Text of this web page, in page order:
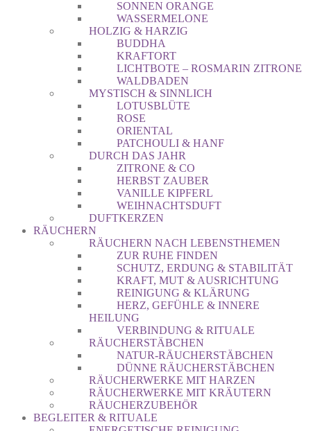
SONNEN ORANGE
WASSERMELONE
HOLZIG & HARZIG
BUDDHA
KRAFTORT
LICHTBOTE – ROSMARIN ZITRONE
WALDBADEN
MYSTISCH & SINNLICH
LOTUSBLÜTE
ROSE
ORIENTAL
PATCHOULI & HANF
DURCH DAS JAHR
ZITRONE & CO
HERBST ZAUBER
VANILLE KIPFERL
WEIHNACHTSDUFT
DUFTKERZEN
RÄUCHERN
RÄUCHERN NACH LEBENSTHEMEN
ZUR RUHE FINDEN
SCHUTZ, ERDUNG & STABILITÄT
KRAFT, MUT & AUSRICHTUNG
REINIGUNG & KLÄRUNG
HERZ, GEFÜHLE & INNERE
HEILUNG
VERBINDUNG & RITUALE
RÄUCHERSTÄBCHEN
NATUR-RÄUCHERSTÄBCHEN
DÜNNE RÄUCHERSTÄBCHEN
RÄUCHERWERKE MIT HARZEN
RÄUCHERWERKE MIT KRÄUTERN
RÄUCHERZUBEHÖR
BEGLEITER & RITUALE